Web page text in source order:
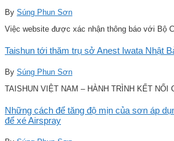
By Súng Phun Sơn
Việc website được xác nhận thông báo với Bộ
Taishun tới thăm trụ sở Anest Iwata Nhật
By Súng Phun Sơn
TAISHUN VIỆT NAM – HÀNH TRÌNH KẾT NỐI
Những cách để tăng độ mịn của sơn áp
để xé Airspray